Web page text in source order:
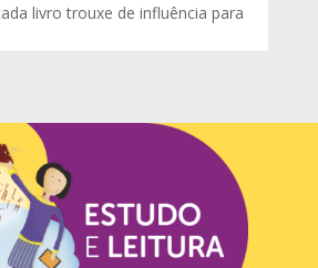
livro trouxe de influência para